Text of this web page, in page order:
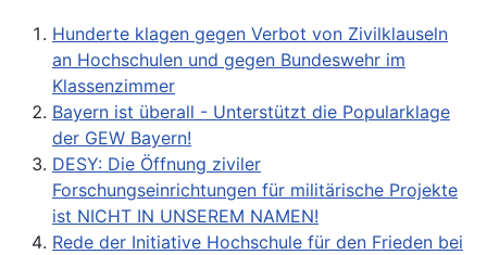
Hunderte klagen gegen Verbot von Zivilklauseln
an Hochschulen und gegen Bundeswehr im
Klassenzimmer
Bayern ist überall - Unterstützt die Popularklage
der GEW Bayern!
DESY: Die Öffnung ziviler
Forschungseinrichtungen für militärische Projekte
ist NICHT IN UNSEREM NAMEN!
Rede der Initiative Hochschule für den Frieden bei